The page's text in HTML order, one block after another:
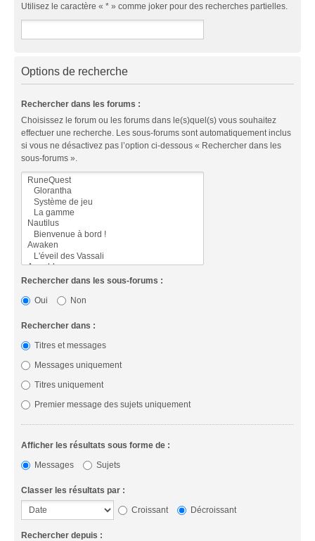
Utilisez le caractère « * » comme joker pour des recherches partielles.
Options de recherche
Rechercher dans les forums :
Choisissez le forum ou les forums dans le(s)quel(s) vous souhaitez
effectuer une recherche. Les sous-forums sont automatiquement inclus
si vous ne désactivez pas l’option ci-dessous « Rechercher dans les
sous-forums ».
Rechercher dans les sous-forums :
Oui
Non
Rechercher dans :
Titres et messages
Messages uniquement
Titres uniquement
Premier message des sujets uniquement
Afficher les résultats sous forme de :
Messages
Sujets
Classer les résultats par :
Croissant
Décroissant
Rechercher depuis :